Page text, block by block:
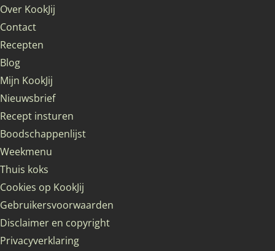
Over KookJij
Contact
Recepten
Blog
Mijn KookJij
Nieuwsbrief
Recept insturen
Boodschappenlijst
Weekmenu
Thuis koks
Cookies op KookJij
Gebruikersvoorwaarden
Disclaimer en copyright
Privacyverklaring